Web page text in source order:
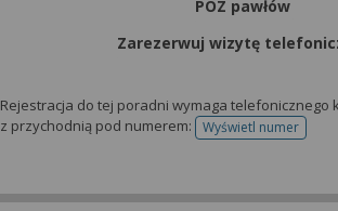
POZ pawłów
Zarezerwuj wizytę
Rejestracja do tej poradni wymaga telefonicznego
z przychodnią pod numerem:
Wyświetl numer
telefonu do